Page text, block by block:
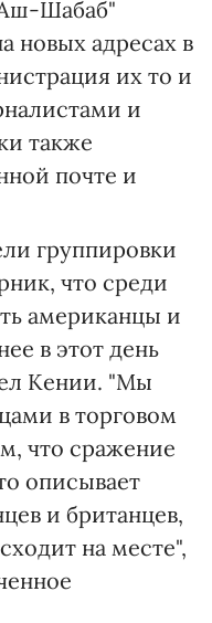
Шабаб"
новых адресах в
их то и
и
также
почте и
группировки
что среди
американцы и
в этот день
Кении. "Мы
в торговом
что сражение
описывает
и британцев,
на месте",